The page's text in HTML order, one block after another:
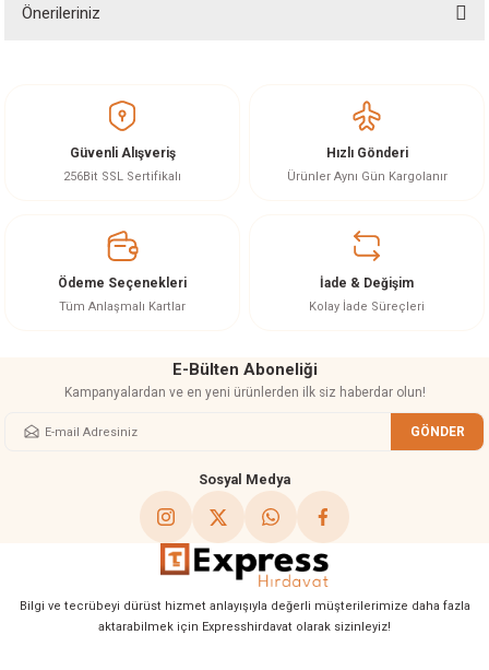
Önerileriniz
Görüş ve önerileriniz için teşekkür ederiz.
Ürün resmi kalitesiz, bozuk veya görüntülenemiyor.
Ürün bilgilerinde hatalar bulunuyor.
Bu ürüne benzer farklı alternatifler olmalı.
Güvenli Alışveriş
256Bit SSL Sertifikalı
Hızlı Gönderi
Ürünler Aynı Gün Kargolanır
Ödeme Seçenekleri
Tüm Anlaşmalı Kartlar
İade & Değişim
Kolay İade Süreçleri
E-Bülten Aboneliği
Kampanyalardan ve en yeni ürünlerden ilk siz haberdar olun!
GÖNDER
Sosyal Medya
Bilgi ve tecrübeyi dürüst hizmet anlayışıyla değerli müşterilerimize daha fazla
aktarabilmek için Expresshirdavat olarak sizinleyiz!